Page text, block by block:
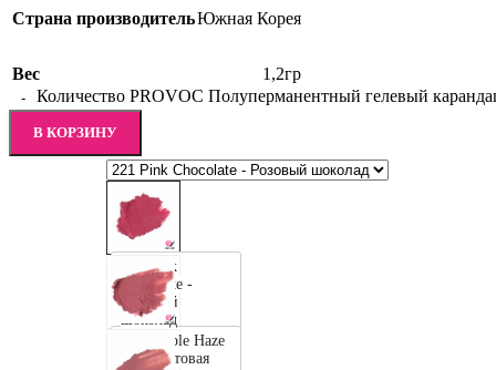
Страна производительЮжная Корея
Вес
1,2гр
Количество PROVOC Полуперманентный гелевый
В КОРЗИНУ
221 Pink
Chocolate -
Розовый
шоколад
222 Purple Haze
- Фиолетовая